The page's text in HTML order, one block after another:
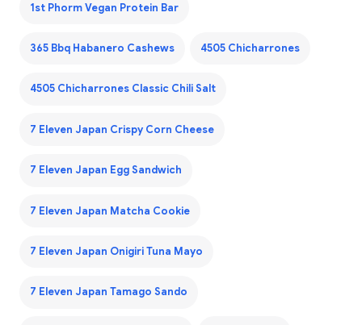
1st Phorm Vegan Protein Bar
365 Bbq Habanero Cashews 4505 Chicharrones
4505 Chicharrones Classic Chili Salt
7 Eleven Japan Crispy Corn Cheese
7 Eleven Japan Egg Sandwich
7 Eleven Japan Matcha Cookie
7 Eleven Japan Onigiri Tuna Mayo
7 Eleven Japan Tamago Sando